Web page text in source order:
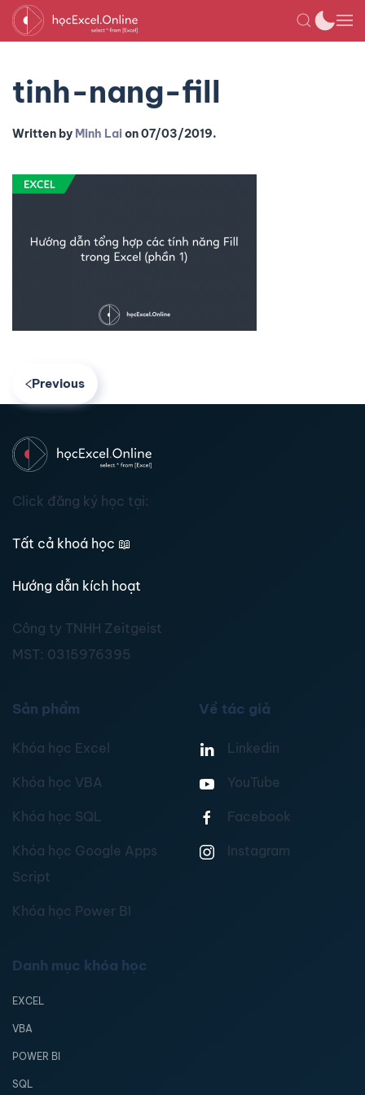
tinh-nang-fill
Written by Minh Laion07/03/2019.
Previous
Click đăng ký học tại:
Tất cả khoá học 📖
Hướng dẫn kích hoạt
Công ty TNHH Zeitgeist
MST: 0315976395
Sản phẩm
Khóa học Excel
Khóa học VBA
Khóa học SQL
Khóa học Google Apps
Script
Khóa học Power BI
Về tác giả
Linkedin
YouTube
Facebook
Instagram
Danh mục khóa học
EXCEL
VBA
POWER BI
SQL